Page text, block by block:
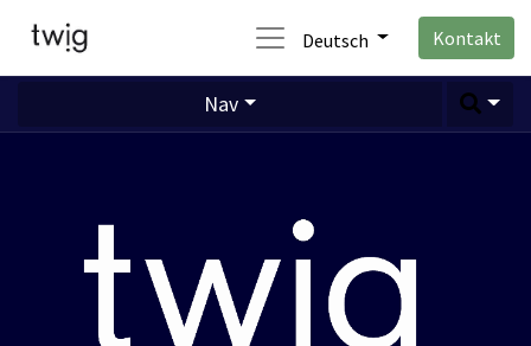
Deutsch Kontakt
Nav